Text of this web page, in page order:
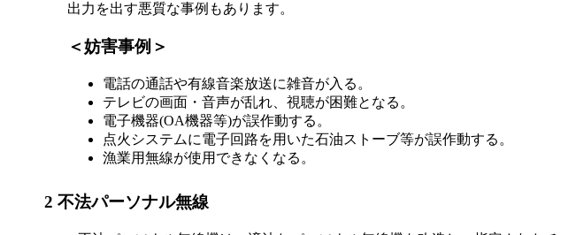
出力を出す悪質な事例もあります。
＜妨害事例＞
電話の通話や有線音楽放送に雑音が入る。
テレビの画面・音声が乱れ、視聴が困難となる。
電子機器(OA機器等)が誤作動する。
点火システムに電子回路を用いた石油ストーブ等が誤作動する。
漁業用無線が使用できなくなる。
2 不法パーソナル無線